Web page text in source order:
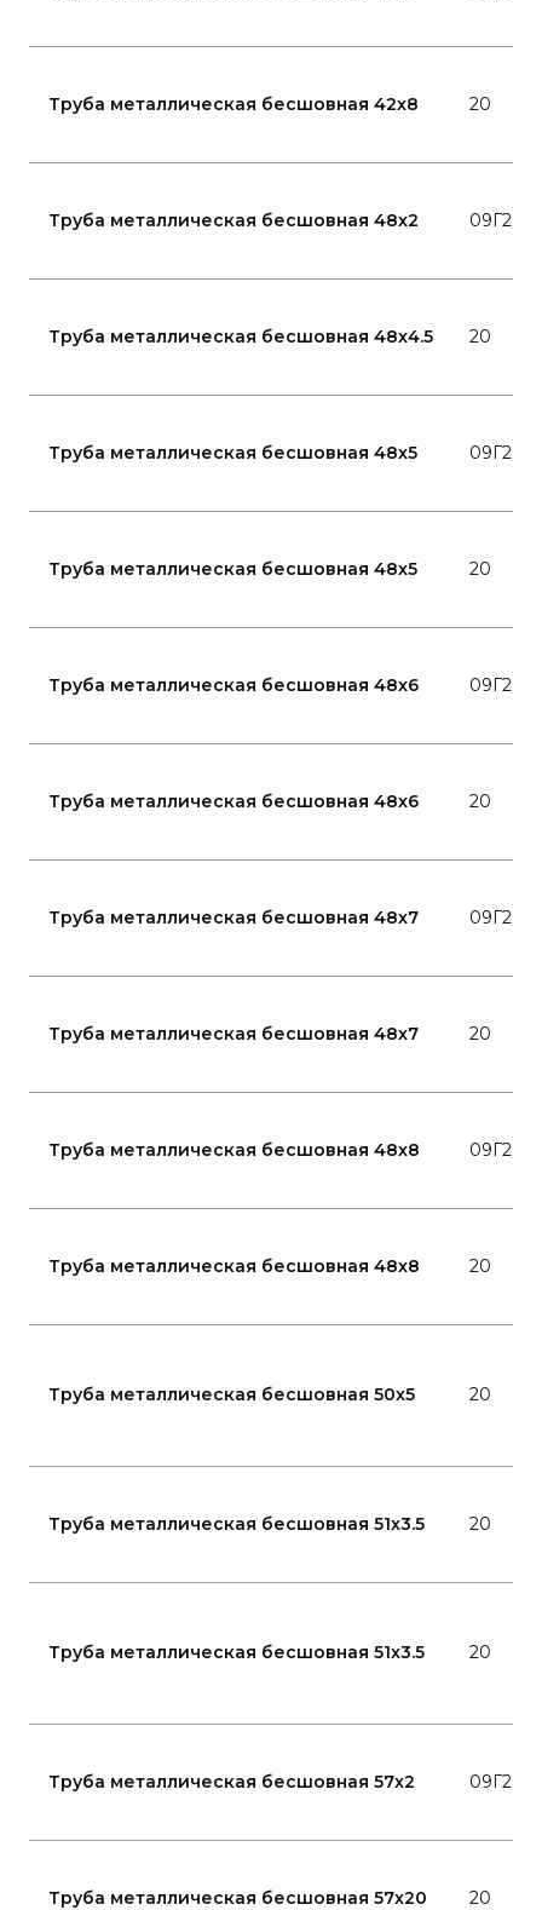
Труба металлическая бесшовная 42x8 20
Труба металлическая бесшовная 48x2 09Г2С
Труба металлическая бесшовная 48x4.5 20
Труба металлическая бесшовная 48x5 09Г2С
Труба металлическая бесшовная 48x5 20
Труба металлическая бесшовная 48x6 09Г2С
Труба металлическая бесшовная 48x6 20
Труба металлическая бесшовная 48x7 09Г2С
Труба металлическая бесшовная 48x7 20
Труба металлическая бесшовная 48x8 09Г2С
Труба металлическая бесшовная 48x8 20
Труба металлическая бесшовная 50x5 20
Труба металлическая бесшовная 51x3.5 20
Труба металлическая бесшовная 51x3.5 20
Труба металлическая бесшовная 57x2 09Г2С
Труба металлическая бесшовная 57x20 20